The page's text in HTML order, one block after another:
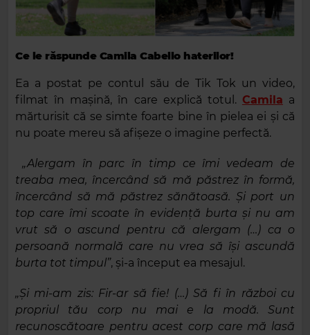
Ce le răspunde Camila Cabello haterilor!
Ea a postat pe contul său de Tik Tok un video,
filmat în mașină, în care explică totul. Camila a
mărturisit că se simte foarte bine în pielea ei și că
nu poate mereu să afișeze o imagine perfectă.
„Alergam în parc în timp ce îmi vedeam de
treaba mea, încercând să mă păstrez în formă,
încercând să mă păstrez sănătoasă. Și port un
top care îmi scoate în evidență burta și nu am
vrut să o ascund pentru că alergam (…) ca o
persoană normală care nu vrea să își ascundă
burta tot timpul”, și-a început ea mesajul.
„Și mi-am zis: Fir-ar să fie! (…) Să fi în război cu
propriul tău corp nu mai e la modă. Sunt
recunoscătoare pentru acest corp care mă lasă